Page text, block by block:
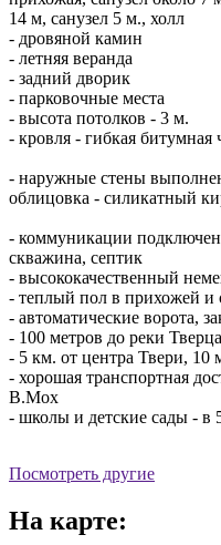
14 м, санузел 5 м., холл
- дровяной камин
- летняя веранда
- задний дворик
- парковочные места
- высота потолков - 3 м.
- кровля - гибкая битумная
- наружные стены
облицовка - силикатный
- коммуникации
скважина, септик
- высококачественный
- теплый пол в прихожей и
- автоматические ворота,
- 100 метров до реки Тверца
- 5 км. от центра Твери, 10
- хорошая транспортная
В.Мох
- школы и детские сады - в
Посмотреть другие
На карте: